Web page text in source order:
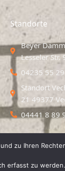
Standorte
Beyer
Lesseler Str.
04235 55
Standort
21 49377
04441 8 89
zu Ihren
erfasst zu werden.